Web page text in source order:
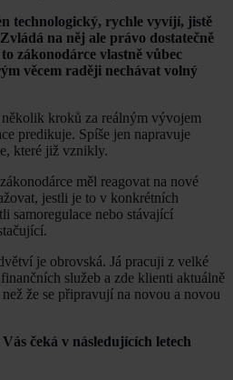
technologický, rychle vyvíjí, jistě
na něj ale právo dostatečně
zákonodárce vlastně vůbec
věcem raději nechávat volný
kroků za reálným vývojem
predikuje. Spíše jen napravuje
které již vznikly.
měl reagovat na nové
jestli je to v konkrétních
samoregulace nebo stávající
je obrovská. Já pracuji z velké
služeb a zde klienti aktuálně
že se připravují na novou a novou
čeká v následujících letech